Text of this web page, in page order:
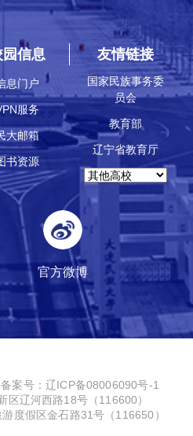
园信息
息门户
服务
大邮箱
书资源
友情链接
国家民族事务委
员会
教育部
辽宁省教育厅
官方微博
备案号：辽ICP备08006090号-1
区辽河西路18号（116600）
度假区金石路31号（116650）